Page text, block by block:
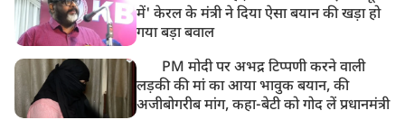
में' केरल के मंत्री ने दिया ऐसा बयान की खड़ा हो
गया बड़ा बवाल
PM मोदी पर अभद्र टिप्पणी करने वाली
लड़की की मां का आया भावुक बयान, की
अजीबोगरीब मांग, कहा-बेटी को गोद लें प्रधानमंत्री